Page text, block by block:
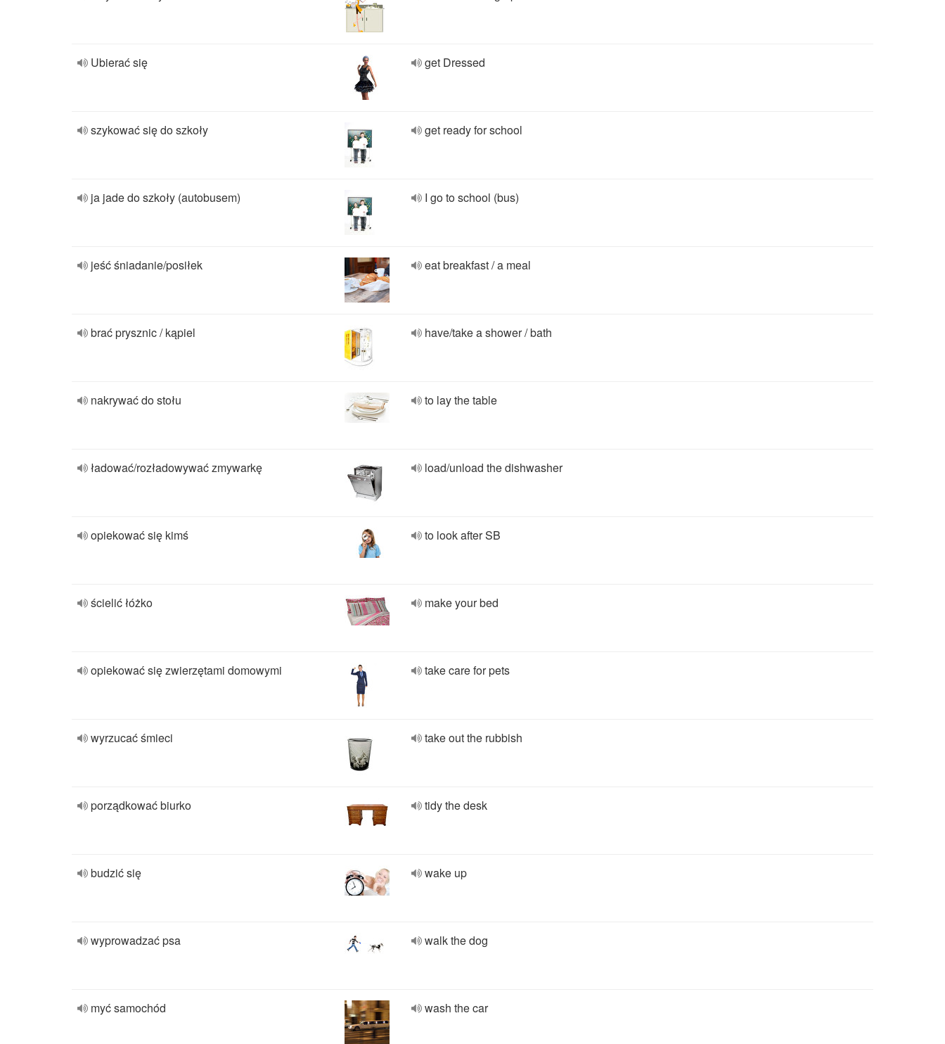
Ubierać się get Dressed
szykować się do szkoły get ready for school
ja jade do szkoły (autobusem) I go to school (bus)
jeść śniadanie/posiłek eat breakfast / a meal
brać prysznic / kąpiel have/take a shower / bath
nakrywać do stołu to lay the table
ładować/rozładowywać zmywarkę load/unload the dishwasher
opiekować się kimś to look after SB
ścielić łóżko make your bed
opiekować się zwierzętami domowymi take care for pets
wyrzucać śmieci take out the rubbish
porządkować biurko tidy the desk
budzić się wake up
wyprowadzać psa walk the dog
myć samochód wash the car